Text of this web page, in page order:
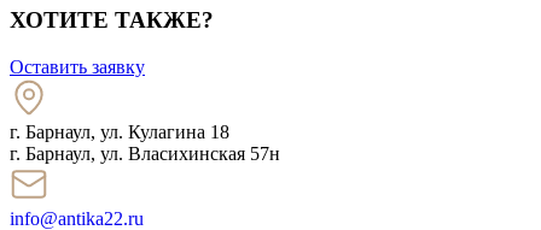
ХОТИТЕ ТАКЖЕ?
Оставить заявку
г. Барнаул, ул. Кулагина 18
г. Барнаул, ул. Власихинская 57н
info@antika22.ru